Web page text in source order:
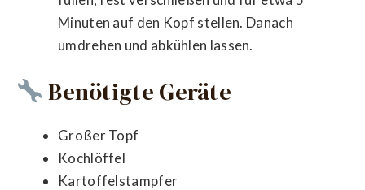
Minuten auf den Kopf stellen. Danach
umdrehen und abkühlen lassen.
Benötigte Geräte
Großer Topf
Kochlöffel
Kartoffelstampfer